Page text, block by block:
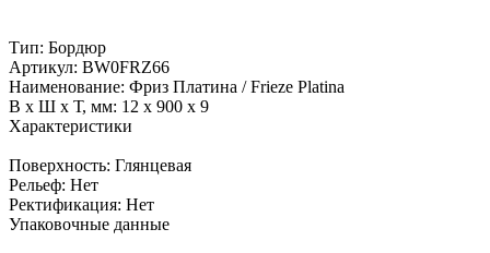
Тип: Бордюр
Артикул: BW0FRZ66
Наименование: Фриз Платина / Frieze Platina
В x Ш x Т, мм: 12 x 900 x 9
Характеристики
Поверхность: Глянцевая
Рельеф: Нет
Ректификация: Нет
Упаковочные данные